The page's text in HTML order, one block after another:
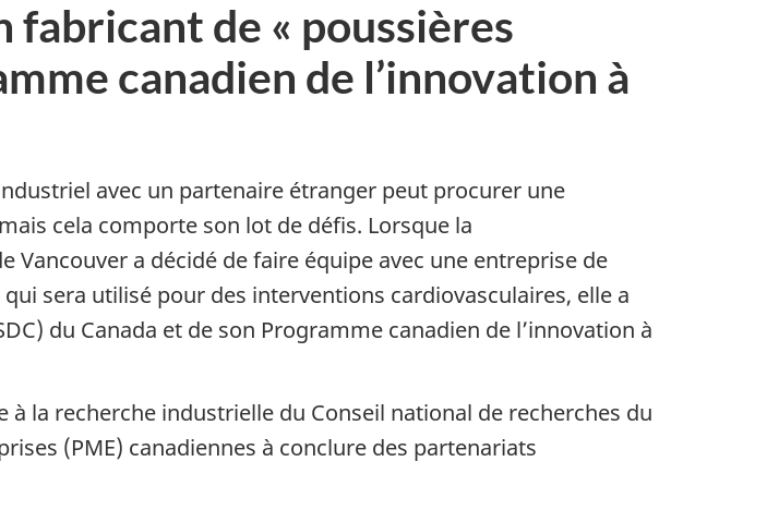
fabricant de « poussières
canadien de l’innovation à
avec un partenaire étranger peut procurer une
cela comporte son lot de défis. Lorsque la
Vancouver a décidé de faire équipe avec une entreprise de
sera utilisé pour des interventions cardiovasculaires, elle a
du Canada et de son Programme canadien de l’innovation à
à la recherche industrielle du Conseil national de recherches du
(PME) canadiennes à conclure des partenariats